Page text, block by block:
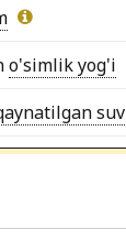
o'simlik yog'i
suv